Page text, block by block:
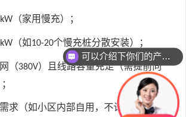
（家用慢充）；
（如10-20个慢充桩分散安装）；
（380V）且线路容量充足（需提前向
求（如小区内部自用，不计费）。
可以介绍下你们的产品么